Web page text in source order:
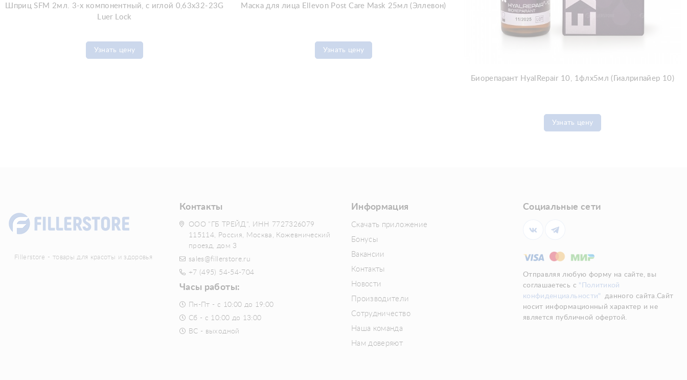
Шприц SFM 2мл. 3-х компонентный, с иглой 0,63x32-23G
Luer Lock
Узнать цену
Маска для лица Ellevon Post Care Mask 25мл (Эллевон)
Узнать цену
Биорепарант HyalRepair 10, 1флx5мл (Гиалрипайер 10)
Узнать цену
Fillerstore - товары для красоты и здоровья
Контакты
ООО "ГБ ТРЕЙД", ИНН 7727326079
115114, Россия, Москва, Кожевнический
проезд, дом 3
sales@fillerstore.ru
+7 (495) 54-54-704
Часы работы:
Пн-Пт - с 10:00 до 19:00
Сб - с 10:00 до 13:00
ВС - выходной
Информация
Скачать приложение
Бонусы
Вакансии
Контакты
Новости
Производители
Сотрудничество
Наша команда
Нам доверяют
Социальные сети
Отправляя любую форму на сайте, вы
соглашаетесь с "Политикой
конфиденциальности"
данного сайта.Сайт
носит информационный характер и не
является публичной офертой.